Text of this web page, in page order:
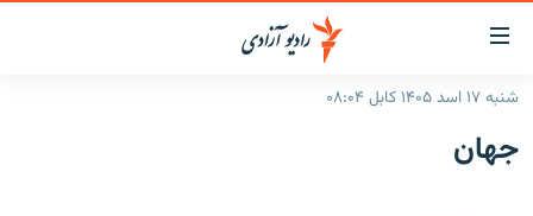
لینک‌های
قابل
دسترسی
بهگزارش‌ها
شنبه ۱۷ اسد ۱۴۰۵ کابل ۰۸:۰۴
جهان